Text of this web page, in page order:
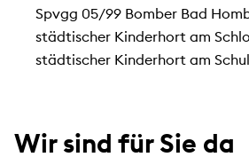
Spvgg 05/99 Bomber Bad
städtischer Kinderhort am
städtischer Kinderhort am
Wir sind für Sie da